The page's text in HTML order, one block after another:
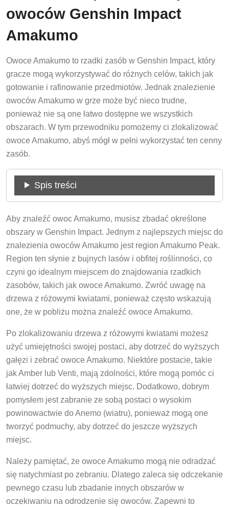
owoców Genshin Impact
Amakumo
Owoce Amakumo to rzadki zasób w Genshin Impact, który
gracze mogą wykorzystywać do różnych celów, takich jak
gotowanie i rafinowanie przedmiotów. Jednak znalezienie
owoców Amakumo w grze może być nieco trudne,
ponieważ nie są one łatwo dostępne we wszystkich
obszarach. W tym przewodniku pomożemy ci zlokalizować
owoce Amakumo, abyś mógł w pełni wykorzystać ten cenny
zasób.
Spis treści
Aby znaleźć owoc Amakumo, musisz zbadać określone
obszary w Genshin Impact. Jednym z najlepszych miejsc do
znalezienia owoców Amakumo jest region Amakumo Peak.
Region ten słynie z bujnych lasów i obfitej roślinności, co
czyni go idealnym miejscem do znajdowania rzadkich
zasobów, takich jak owoce Amakumo. Zwróć uwagę na
drzewa z różowymi kwiatami, ponieważ często wskazują
one, że w pobliżu można znaleźć owoce Amakumo.
Po zlokalizowaniu drzewa z różowymi kwiatami możesz
użyć umiejętności swojej postaci, aby dotrzeć do wyższych
gałęzi i zebrać owoce Amakumo. Niektóre postacie, takie
jak Amber lub Venti, mają zdolności, które mogą pomóc ci
łatwiej dotrzeć do wyższych miejsc. Dodatkowo, dobrym
pomysłem jest zabranie ze sobą postaci o wysokim
powinowactwie do Anemo (wiatru), ponieważ mogą one
tworzyć podmuchy, aby dotrzeć do jeszcze wyższych
miejsc.
Należy pamiętać, że owoce Amakumo mogą nie odradzać
się natychmiast po zebraniu. Dlatego zaleca się odczekanie
pewnego czasu lub zbadanie innych obszarów w
oczekiwaniu na odrodzenie się owoców. Zapewni to